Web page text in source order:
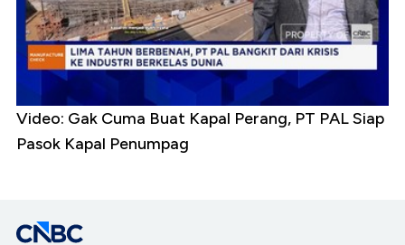
Video: Gak Cuma Buat Kapal Perang, PT PAL Siap
Pasok Kapal Penumpag